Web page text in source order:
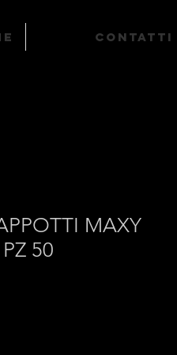
Contatti
MAXY
50